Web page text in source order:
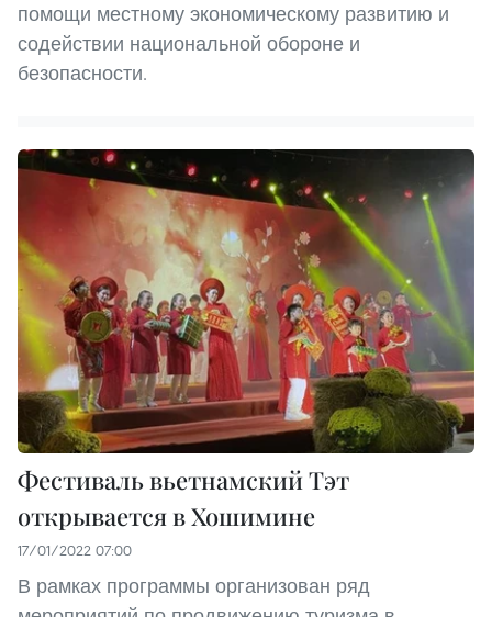
помощи местному экономическому развитию и
содействии национальной обороне и
безопасности.
Фестиваль вьетнамский Тэт
открывается в Хошимине
17/01/2022 07:00
В рамках программы организован ряд